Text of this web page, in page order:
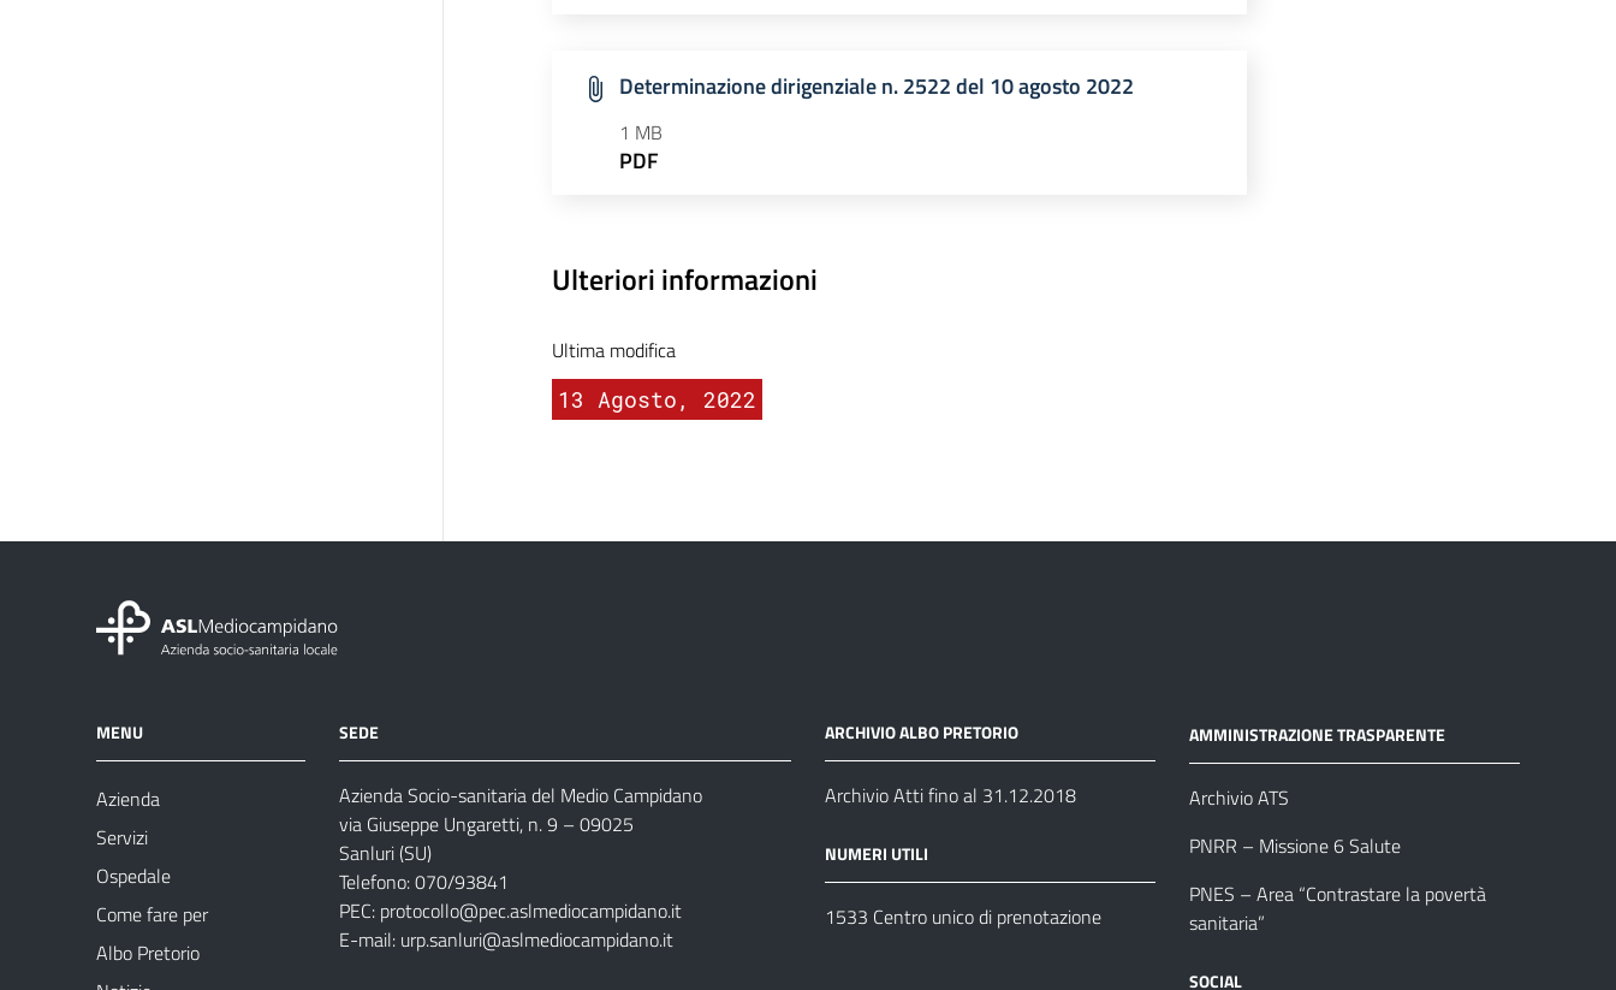
Determinazione dirigenziale n. 2522 del 10 agosto 2022
1 MB
PDF
Ulteriori informazioni
Ultima modifica
13 Agosto, 2022
MENU
Azienda
Servizi
Ospedale
Come fare per
Albo Pretorio
SEDE
Azienda Socio-sanitaria del Medio Campidano
via Giuseppe Ungaretti, n. 9 – 09025
Sanluri (SU)
Telefono: 070/93841
PEC: protocollo@pec.aslmediocampidano.it
E-mail: urp.sanluri@aslmediocampidano.it
ARCHIVIO ALBO PRETORIO
Archivio Atti fino al 31.12.2018
NUMERI UTILI
1533 Centro unico di prenotazione
AMMINISTRAZIONE TRASPARENTE
Archivio ATS
PNRR – Missione 6 Salute
PNES – Area “Contrastare la povertà
sanitaria”
SOCIAL